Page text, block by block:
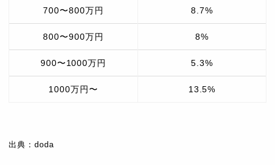
700〜800万円 8.7%
800〜900万円 8%
900〜1000万円 5.3%
1000万円〜 13.5%
出典：doda